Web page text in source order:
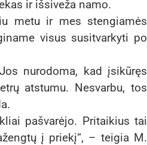
ir išsiveža namo.
metu ir mes stengiamės
visus susitvarkyti po
nurodoma, kad įsikūręs
atstumu. Nesvarbu, tos
pašvarėjo. Pritaikius tai
į priekį“, – teigia M.